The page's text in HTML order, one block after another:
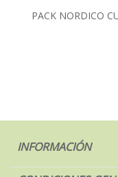
PACK NORDICO
INFORMACIÓN